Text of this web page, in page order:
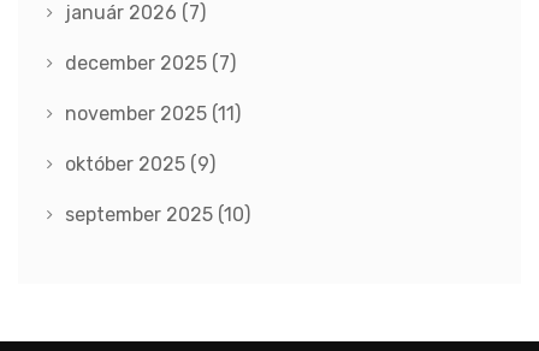
január 2026 (7)
december 2025 (7)
november 2025 (11)
október 2025 (9)
september 2025 (10)